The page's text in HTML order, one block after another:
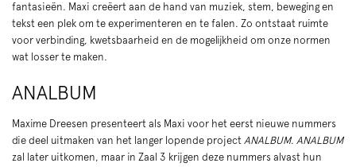
fantasieën. Maxi creëert aan de hand van muziek, stem, beweging en
tekst een plek om te experimenteren en te falen. Zo ontstaat ruimte
voor verbinding, kwetsbaarheid en de mogelijkheid om onze normen
wat losser te maken.
ANALBUM
Maxime Dreesen presenteert als Maxi voor het eerst nieuwe nummers
die deel uitmaken van het langer lopende project ANALBUM. ANALBUM
zal later uitkomen, maar in Zaal 3 krijgen deze nummers alvast hun